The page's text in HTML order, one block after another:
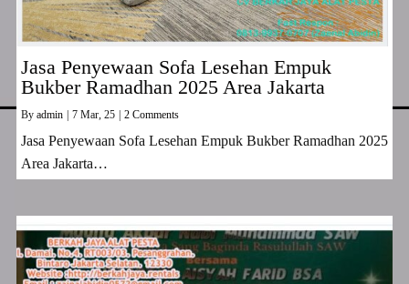
Jasa Penyewaan Sofa Lesehan Empuk
Bukber Ramadhan 2025 Area Jakarta
By admin | 7 Mar, 25 | 2 Comments
Jasa Penyewaan Sofa Lesehan Empuk Bukber Ramadhan 2025
Area Jakarta…